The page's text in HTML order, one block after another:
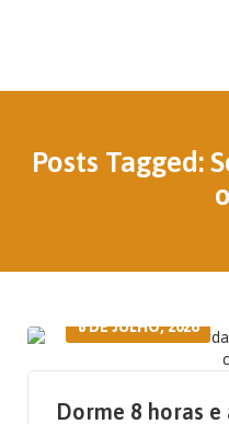
Posts Tagged:
8 DE JULHO, 2026
Dorme 8 horas e